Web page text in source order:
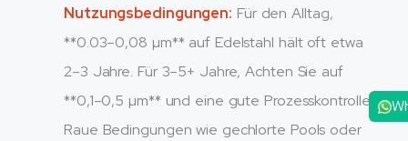
Nutzungsbedingungen: Für den Alltag,
**0.03–0,08 µm** auf Edelstahl hält oft etwa
2–3 Jahre. Für 3–5+ Jahre, Achten Sie auf
**0,1–0,5 µm** und eine gute Prozesskontrolle.
Raue Bedingungen wie gechlorte Pools oder